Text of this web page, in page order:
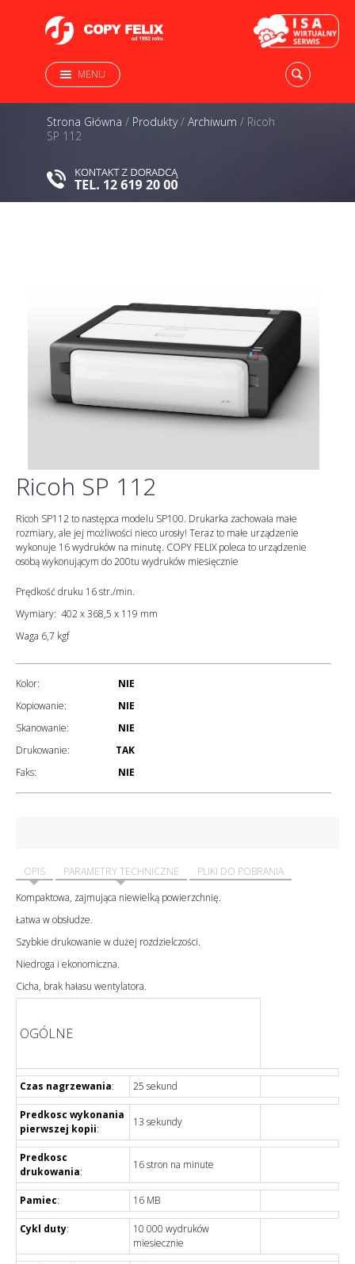
MENU
Strona Główna / Produkty/ Archiwum / Ricoh
SP 112
Ricoh SP 112
Ricoh SP112 to następca modelu SP100. Drukarka zachowała małe
rozmiary, ale jej możliwości nieco urosły! Teraz to małe urządzenie
wykonuje 16 wydruków na minutę. COPY FELIX poleca to urządzenie
osobą wykonującym do 200tu wydruków miesięcznie
Prędkość druku 16 str./min.
Wymiary: 402 x 368,5 x 119 mm
Waga 6,7 kgf
Kolor:
NIE
Kopiowanie:
NIE
Skanowanie:
NIE
Drukowanie:
TAK
Faks:
NIE
OPIS PARAMETRY TECHNICZNE
PLIKI DO POBRANIA
Kompaktowa, zajmująca niewielką powierzchnię.
Łatwa w obsłudze.
Szybkie drukowanie w dużej rozdzielczości.
Niedroga i ekonomiczna.
Cicha, brak hałasu wentylatora.
OGÓLNE
Czas nagrzewania: 25 sekund
Predkosc wykonania
pierwszej kopii:
13 sekundy
Predkosc
drukowania:
16 stron na minute
Pamiec: 16 MB
Cykl duty:
10 000 wydruków
miesiecznie